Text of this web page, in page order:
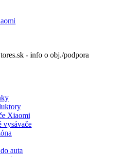
- info o obj./podpora
Xiaomi
vysávače
auta